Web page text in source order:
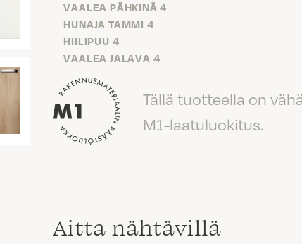
VAALEA PÄHKINÄ 4
HUNAJA TAMMI 4
HIILIPUU 4
VAALEA JALAVA 4
Tällä tuotteella on
M1-laatuluokitus.
Aitta nähtävillä